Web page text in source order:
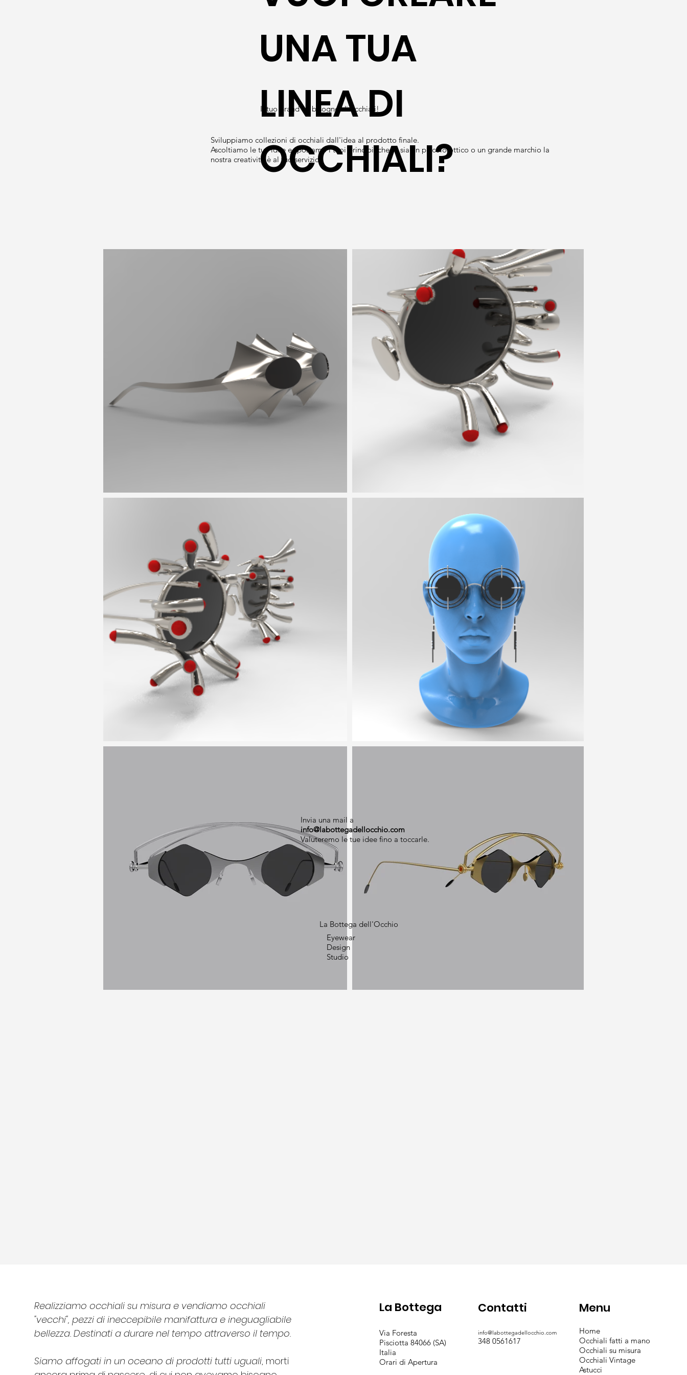
UNA TUA
LINEA DI
OCCHIALI?
Il tuo Brand ha bisogno di occhiali!
Sviluppiamo collezioni di occhiali dall'idea al prodotto finale.
Ascoltiamo le tue idee e sposiamo i tuoi principi, che tu sia un piccolo ottico o un grande marchio la
nostra creatività è al tuo servizio.
Invia una mail a
info@labottegadellocchio.com
Valuteremo le tue idee fino a toccarle.
La Bottega dell'Occhio
Eyewear
Design
Studio
Realizziamo occhiali su misura e vendiamo occhiali
"vecchi", pezzi di ineccepibile manifattura e ineguagliabile
bellezza. Destinati a durare nel tempo attraverso il tempo.
Siamo affogati in un oceano di prodotti tutti uguali, morti
La Bottega
Via Foresta
Pisciotta 84066 (SA)
Italia
Orari di Apertura
Contatti
info@labottegadellocchio.com
348 0561617
Home
Occhiali fatti a mano
Occhiali su misura
Occhiali Vintage
Astucci
Menu